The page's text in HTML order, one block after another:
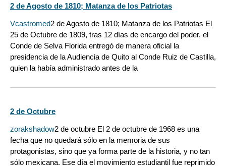
2 de Agosto de 1810; Matanza de los Patriotas
Vcastromed2 de Agosto de 1810; Matanza de los Patriotas El
25 de Octubre de 1809, tras 12 días de encargo del poder, el
Conde de Selva Florida entregó de manera oficial la
presidencia de la Audiencia de Quito al Conde Ruiz de Castilla,
quien la había administrado antes de la
2 de Octubre
zorakshadow2 de octubre El 2 de octubre de 1968 es una
fecha que no quedará sólo en la memoria de sus
protagonistas, sino que ya forma parte de la historia, y no tan
sólo mexicana. Ese día el movimiento estudiantil fue reprimido